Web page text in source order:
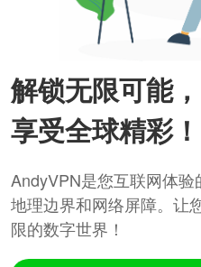
解锁无限可能，
享受全球精彩！
AndyVPN是您互联网体
地理边界和网络屏障。让
限的数字世界！